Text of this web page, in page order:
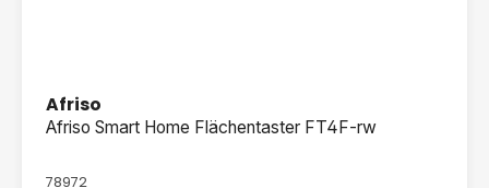
Afriso
Afriso Smart Home Flächentaster FT4F-rw
78972